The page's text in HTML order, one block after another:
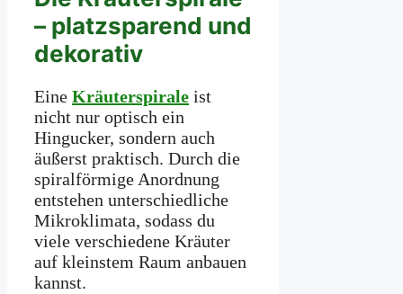
– platzsparend und
dekorativ
Eine Kräuterspirale ist
nicht nur optisch ein
Hingucker, sondern auch
äußerst praktisch. Durch die
spiralförmige Anordnung
entstehen unterschiedliche
Mikroklimata, sodass du
viele verschiedene Kräuter
auf kleinstem Raum anbauen
kannst.